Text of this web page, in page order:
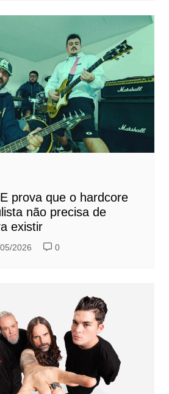
prova que o hardcore
não precisa de
existir
2026 0